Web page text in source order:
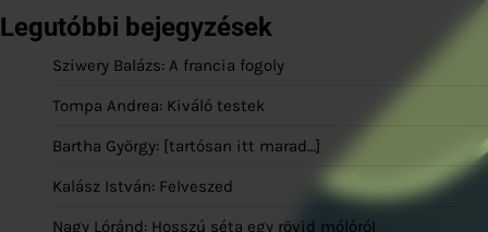
Legutóbbi bejegyzések
Sziwery Balázs: A francia fogoly
Tompa Andrea: Kiváló testek
Bartha György: [tartósan itt marad…]
Kalász István: Felveszed
Nagy Lóránd: Hosszú séta egy rövid mólóról